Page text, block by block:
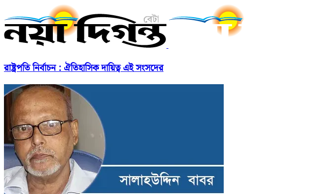
রাষ্ট্রপতি নির্বাচন : ঐতিহাসিক দায়িত্ব এই সংসদের